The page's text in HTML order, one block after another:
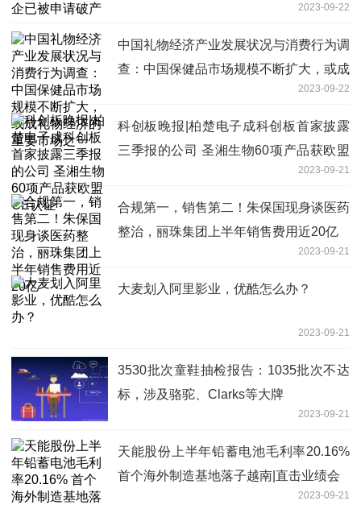
2023-09-22
中国礼物经济产业发展状况与消费行为调
查：中国保健品市场规模不断扩大，或成
2023-09-22
科创板晚报|柏楚电子成科创板首家披露
三季报的公司 圣湘生物60项产品获欧盟
2023-09-21
合规第一，销售第二！朱保国现身谈医药
整治，丽珠集团上半年销售费用近20亿
2023-09-21
大麦划入阿里影业，优酷怎么办？
2023-09-21
3530批次童鞋抽检报告：1035批次不达
标，涉及骆驼、Clarks等大牌
2023-09-21
天能股份上半年铅蓄电池毛利率20.16%
首个海外制造基地落子越南|直击业绩会
2023-09-21